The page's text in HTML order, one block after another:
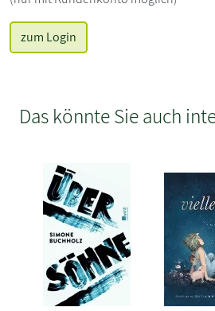
zum Login
Das könnte Sie auch